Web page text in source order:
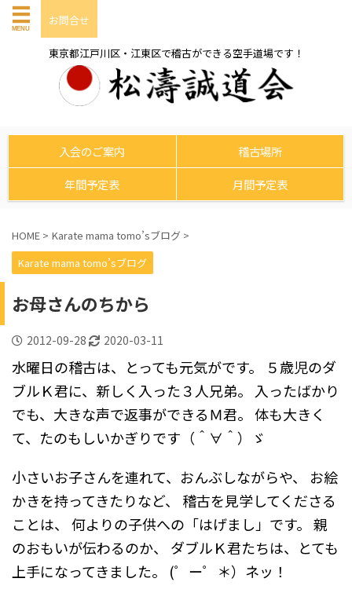
お問合せ
東京都江戸川区・江東区で稽古ができる空手道場です！
入会のご案内
稽古場所
年間予定表
月間予定表
HOME > Karate mama tomo’sブログ >
Karate mama tomo’sブログ
お母さんのちから
2012-09-28 2020-03-11
水曜日の稽古は、とっても元気がです。
５歳児のダ
ブルＫ君に、新しく入った３人兄弟。
入ったばかり
でも、大きな声で返事ができるＭ君。 体も大きく
て、たのもしいかぎりです（＾∀＾）ゞ
小さいお子さんを連れて、おんぶしながらや、
お絵
かきを持ってきたりなど、
稽古を見学してくださる
ことは、
何よりの子供への「はげまし」です。 親
のおもいが伝わるのか、
ダブルＫ君たちは、とても
上手になってきました。
(゜ー゜＊）ネッ！